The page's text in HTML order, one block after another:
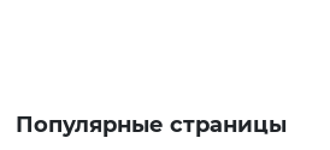
Популярные страницы